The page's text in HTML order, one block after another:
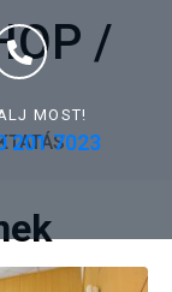
MOST!
201 7023
/